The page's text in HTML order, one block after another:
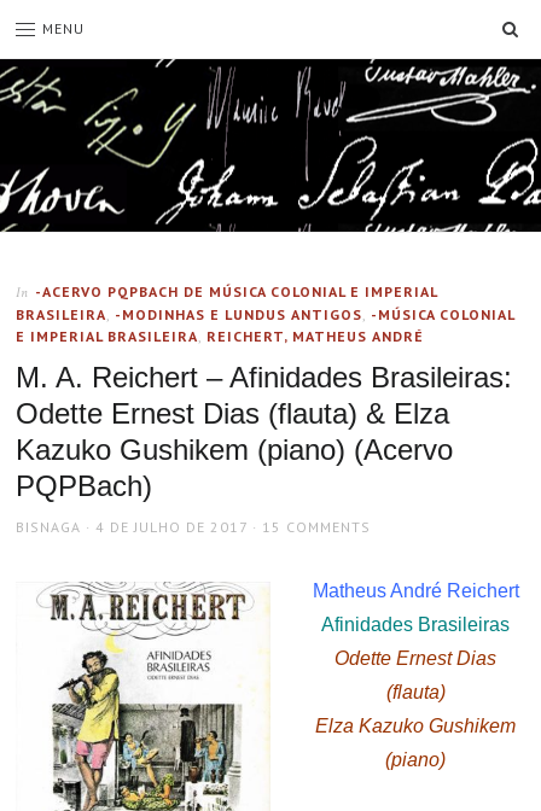
MENU
In -ACERVO PQPBACH DE MÚSICA COLONIAL E IMPERIAL
BRASILEIRA, -MODINHAS E LUNDUS ANTIGOS, -MÚSICA COLONIAL
E IMPERIAL BRASILEIRA, REICHERT, MATHEUS ANDRÉ
M. A. Reichert – Afinidades Brasileiras:
Odette Ernest Dias (flauta) & Elza
Kazuko Gushikem (piano) (Acervo
PQPBach)
AUTHOR
BISNAGA
POSTED
4 DE JULHO DE 2017 15 COMMENTS
Matheus André Reichert
Afinidades Brasileiras
Odette Ernest Dias
(flauta)
Elza Kazuko Gushikem
(piano)